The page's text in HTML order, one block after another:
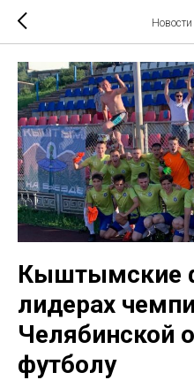
Кыштымские
лидерах
Челябинской
футболу